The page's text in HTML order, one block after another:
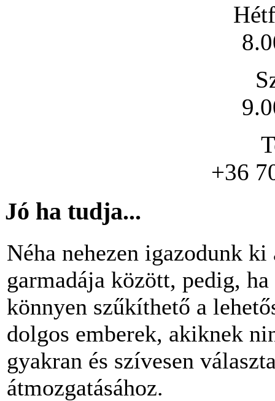
+36
Jó ha tudja...
Néha nehezen igazodunk
garmadája között, pedig,
könnyen szűkíthető a
dolgos emberek, akiknek
gyakran és szívesen
átmozgatásához.